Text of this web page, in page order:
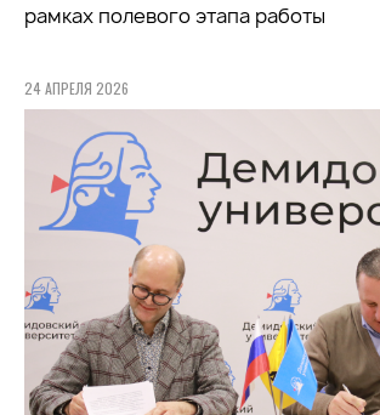
рамках полевого этапа работы
24 АПРЕЛЯ 2026